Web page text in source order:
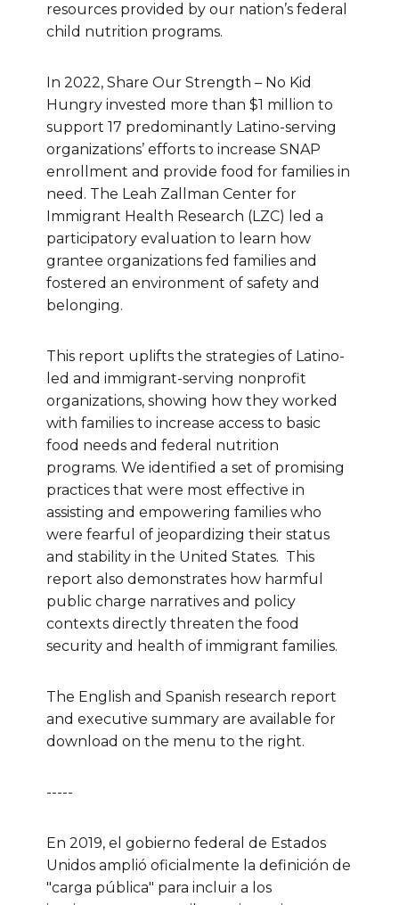
resources provided by our nation’s federal
child nutrition programs.
In 2022, Share Our Strength – No Kid
Hungry invested more than $1 million to
support 17 predominantly Latino-serving
organizations’ efforts to increase SNAP
enrollment and provide food for families in
need. The Leah Zallman Center for
Immigrant Health Research (LZC) led a
participatory evaluation to learn how
grantee organizations fed families and
fostered an environment of safety and
belonging.
This report uplifts the strategies of Latino-
led and immigrant-serving nonprofit
organizations, showing how they worked
with families to increase access to basic
food needs and federal nutrition
programs. We identified a set of promising
practices that were most effective in
assisting and empowering families who
were fearful of jeopardizing their status
and stability in the United States. This
report also demonstrates how harmful
public charge narratives and policy
contexts directly threaten the food
security and health of immigrant families.
The English and Spanish research report
and executive summary are available for
download on the menu to the right.
-----
En 2019, el gobierno federal de Estados
Unidos amplió oficialmente la definición de
"carga pública" para incluir a los